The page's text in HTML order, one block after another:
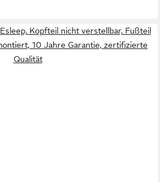
Kopfteil nicht verstellbar, Fußteil
10 Jahre Garantie, zertifizierte
Qualität